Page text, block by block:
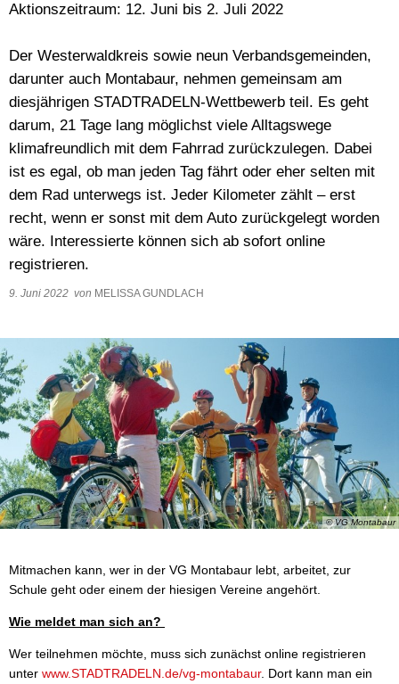
Aktionszeitraum: 12. Juni bis 2. Juli 2022
Der Westerwaldkreis sowie neun Verbandsgemeinden,
darunter auch Montabaur, nehmen gemeinsam am
diesjährigen STADTRADELN-Wettbewerb teil. Es geht
darum, 21 Tage lang möglichst viele Alltagswege
klimafreundlich mit dem Fahrrad zurückzulegen. Dabei
ist es egal, ob man jeden Tag fährt oder eher selten mit
dem Rad unterwegs ist. Jeder Kilometer zählt – erst
recht, wenn er sonst mit dem Auto zurückgelegt worden
wäre. Interessierte können sich ab sofort online
registrieren.
9. Juni 2022 von MELISSA GUNDLACH
© VG Montabaur
Mitmachen kann, wer in der VG Montabaur lebt, arbeitet, zur
Schule geht oder einem der hiesigen Vereine angehört.
Wie meldet man sich an?
Wer teilnehmen möchte, muss sich zunächst online registrieren
unter www.STADTRADELN.de/vg-montabaur. Dort kann man ein